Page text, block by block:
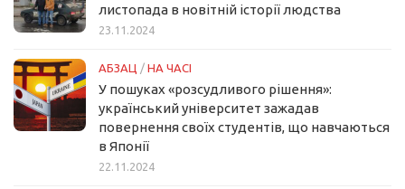
листопада в новітній історії людства
23.11.2024
АБЗАЦ / НА ЧАСІ
У пошуках «розсудливого рішення»:
український університет зажадав
повернення своїх студентів, що навчаються
в Японії
22.11.2024